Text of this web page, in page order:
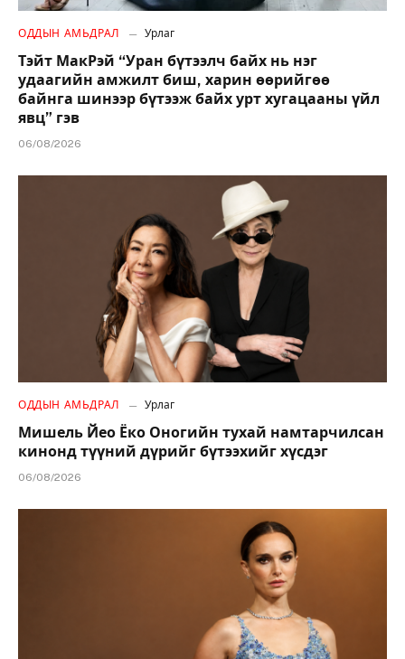
ОДДЫН АМЬДРАЛ Урлаг
Тэйт МакРэй “Уран бүтээлч байх нь нэг
удаагийн амжилт биш, харин өөрийгөө
байнга шинээр бүтээж байх урт хугацааны үйл
явц” гэв
06/08/2026
ОДДЫН АМЬДРАЛ Урлаг
Мишель Йео Ёко Оногийн тухай намтарчилсан
кинонд түүний дүрийг бүтээхийг хүсдэг
06/08/2026